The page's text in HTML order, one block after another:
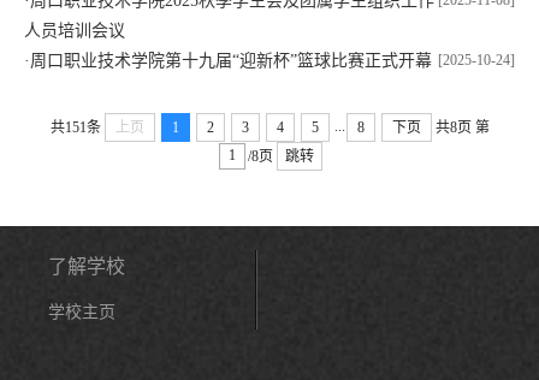
人员培训会议
[2025-10-24]
· 周口职业技术学院第十九届“迎新杯”篮球比赛正式开幕
共151条 上页 1 2 3 4 5 8 下页 共8页 第
/8页
跳转
了解学校
学校主页